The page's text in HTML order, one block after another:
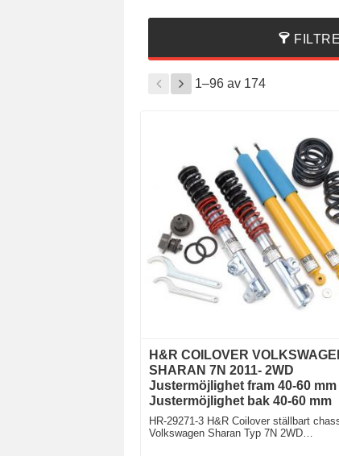
1–96 av 174
H&R COILOVER
SHARAN 7N 2011- 2WD
Justermöjlighet fram 40-60 mm
Justermöjlighet bak 40-60 mm
HR-29271-3 H&R Coilover ställbart
Volkswagen Sharan Typ 7N 2WD